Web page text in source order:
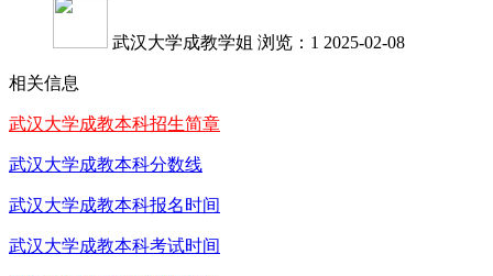
武汉大学成教学姐 浏览：1 2025-02-08
相关信息
武汉大学成教本科招生简章
武汉大学成教本科分数线
武汉大学成教本科报名时间
武汉大学成教本科考试时间